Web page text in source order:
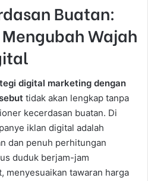
Buatan:
Wajah
digital marketing dengan
tidak akan lengkap tanpa
kecerdasan buatan. Di
iklan digital adalah
dan penuh perhitungan
duduk berjam-jam
menyesuaikan tawaran harga